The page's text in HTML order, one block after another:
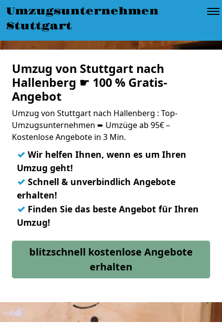
Umzugsunternehmen
Stuttgart
Umzug von Stuttgart nach
Hallenberg ☛ 100 % Gratis-
Angebot
Umzug von Stuttgart nach Hallenberg : Top-
Umzugsunternehmen ➨ Umzüge ab 95€ –
Kostenlose Angebote in 3 Min.
✓ Wir helfen Ihnen, wenn es um Ihren
Umzug geht!
✓ Schnell & unverbindlich Angebote
erhalten!
✓ Finden Sie das beste Angebot für Ihren
Umzug!
blitzschnell kostenlose Angebote
erhalten